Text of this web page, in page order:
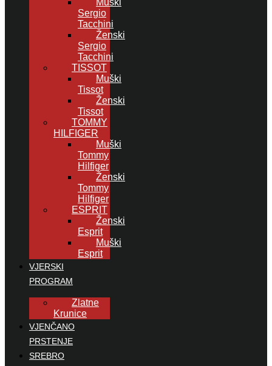
Muški
Sergio
Tacchini
Ženski
Sergio
Tacchini
TISSOT
Muški
Tissot
Ženski
Tissot
TOMMY
HILFIGER
Muški
Tommy
Hilfiger
Ženski
Tommy
Hilfiger
ESPRIT
Ženski
Esprit
Muški
Esprit
VJERSKI
PROGRAM
Zlatne
Krunice
VJENČANO
PRSTENJE
SREBRO